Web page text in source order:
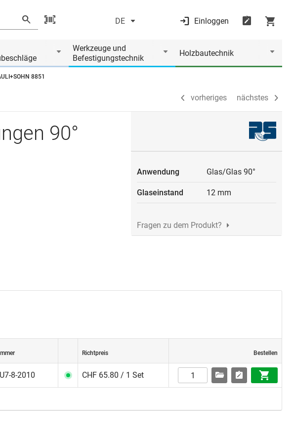
DE Einloggen
Werkzeuge und
Befestigungstechnik
Holzbautechnik
8851
vorheriges nächstes
vorheriges nächstes
90°
Anwendung Glas/Glas 90°
Glaseinstand 12 mm
Fragen zu dem Produkt?
Richtpreis Bestellen
8-2010 CHF 65.80 / 1 Set